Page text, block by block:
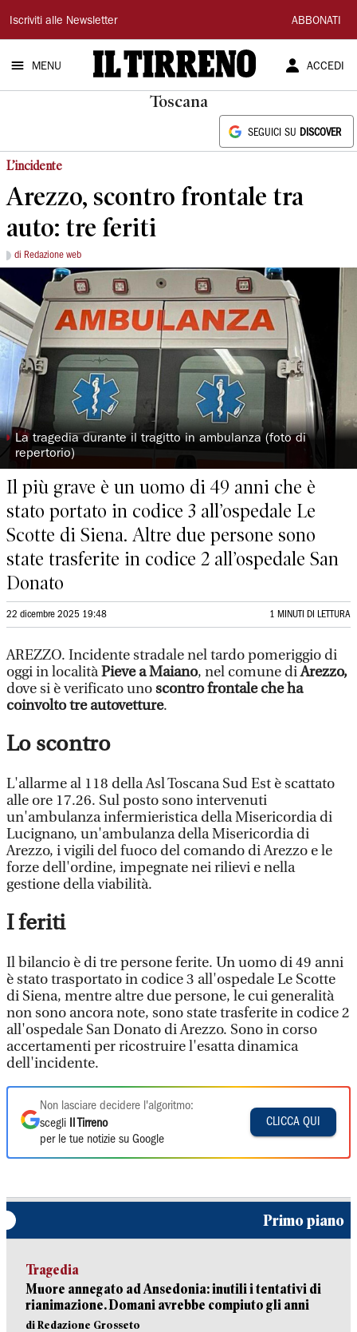
Il
Tirreno
Iscriviti alle Newsletter ABBONATI
MENU ACCEDI
Toscana
SEGUICI SU DISCOVER
L’incidente
Arezzo, scontro frontale tra
auto: tre feriti
di Redazione web
◗ La tragedia durante il tragitto in ambulanza (foto di
repertorio)
Il più grave è un uomo di 49 anni che è
stato portato in codice 3 all’ospedale Le
Scotte di Siena. Altre due persone sono
state trasferite in codice 2 all’ospedale San
Donato
22 dicembre 2025 19:48 1 MINUTI DI LETTURA
AREZZO. Incidente stradale nel tardo pomeriggio di
oggi in localitàPieve a Maiano, nel comune diArezzo,
dove si è verificato unoscontro frontale che ha
coinvolto tre autovetture.
Lo scontro
L'allarme al 118 della Asl Toscana Sud Est è scattato
alle ore 17.26. Sul posto sono intervenuti
un'ambulanza infermieristica della Misericordia di
Lucignano, un'ambulanza della Misericordia di
Arezzo, i vigili del fuoco del comando di Arezzo e le
forze dell'ordine, impegnate nei rilievi e nella
gestione della viabilità.
I feriti
Il bilancio è di tre persone ferite. Un uomo di 49 anni
è stato trasportato in codice 3 all'ospedale Le Scotte
di Siena, mentre altre due persone, le cui generalità
non sono ancora note, sono state trasferite in codice 2
all'ospedale San Donato di Arezzo. Sono in corso
accertamenti per ricostruire l'esatta dinamica
dell'incidente.
Non lasciare decidere l'algoritmo:
scegli
Il Tirreno
per le tue notizie su Google
CLICCA QUI
Primo piano
Tragedia
Muore annegato ad Ansedonia: inutili i tentativi di
rianimazione. Domani avrebbe compiuto gli anni
di Redazione Grosseto